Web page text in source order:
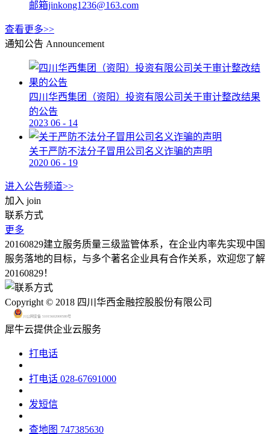
邮箱jinkong1236@163.com
查看更多>>
通知公告 Announcement
四川华西集团（资阳）投资有限公司关于审计整改结果
的公告
2023 06 - 14
关于严防不法分子冒用公司名义诈骗的声明
2020 06 - 19
进入公告频道>>
加入 join
联系方式
更多
20160829建立服务质量三级监管体系，在企业内率先实现中国
服务落地的目标，与多个著名企业具有合作关系，欢迎您了解
20160829！
Copyright © 2018 四川华西金融控股股份有限公司
川公网安备 51015602000580号
犀牛云提供企业云服务
打电话
打电话 028-67691000
发短信
查地图 747385630